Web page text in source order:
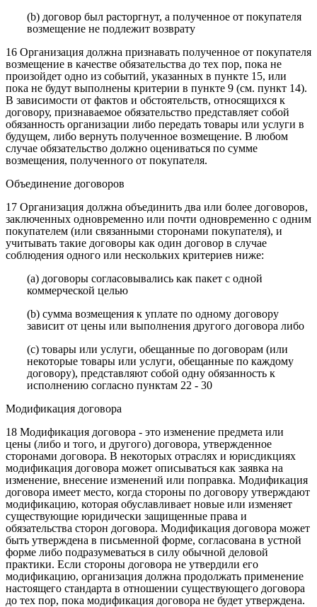
(b) договор был расторгнут, а полученное от покупателя
возмещение не подлежит возврату
16 Организация должна признавать полученное от покупателя
возмещение в качестве обязательства до тех пор, пока не
произойдет одно из событий, указанных в пункте 15, или
пока не будут выполнены критерии в пункте 9 (см. пункт 14).
В зависимости от фактов и обстоятельств, относящихся к
договору, признаваемое обязательство представляет собой
обязанность организации либо передать товары или услуги в
будущем, либо вернуть полученное возмещение. В любом
случае обязательство должно оцениваться по сумме
возмещения, полученного от покупателя.
Объединение договоров
17 Организация должна объединить два или более договоров,
заключенных одновременно или почти одновременно с одним
покупателем (или связанными сторонами покупателя), и
учитывать такие договоры как один договор в случае
соблюдения одного или нескольких критериев ниже:
(a) договоры согласовывались как пакет с одной
коммерческой целью
(b) сумма возмещения к уплате по одному договору
зависит от цены или выполнения другого договора либо
(c) товары или услуги, обещанные по договорам (или
некоторые товары или услуги, обещанные по каждому
договору), представляют собой одну обязанность к
исполнению согласно пунктам 22 - 30
Модификация договора
18 Модификация договора - это изменение предмета или
цены (либо и того, и другого) договора, утвержденное
сторонами договора. В некоторых отраслях и юрисдикциях
модификация договора может описываться как заявка на
изменение, внесение изменений или поправка. Модификация
договора имеет место, когда стороны по договору утверждают
модификацию, которая обуславливает новые или изменяет
существующие юридически защищенные права и
обязательства сторон договора. Модификация договора может
быть утверждена в письменной форме, согласована в устной
форме либо подразумеваться в силу обычной деловой
практики. Если стороны договора не утвердили его
модификацию, организация должна продолжать применение
настоящего стандарта в отношении существующего договора
до тех пор, пока модификация договора не будет утверждена.